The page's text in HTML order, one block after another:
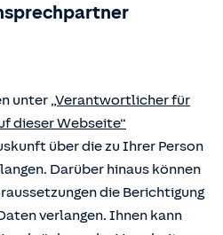
unter „Verantwortlicher für
dieser Webseite“
über die zu Ihrer Person
Darüber hinaus können
die Berichtigung
verlangen. Ihnen kann